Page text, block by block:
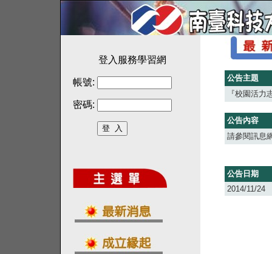
登入服務學習網
帳號:
密碼:
公告主題
『校園活
公告內容
請參閱訊息
公告日期
2014/11/24